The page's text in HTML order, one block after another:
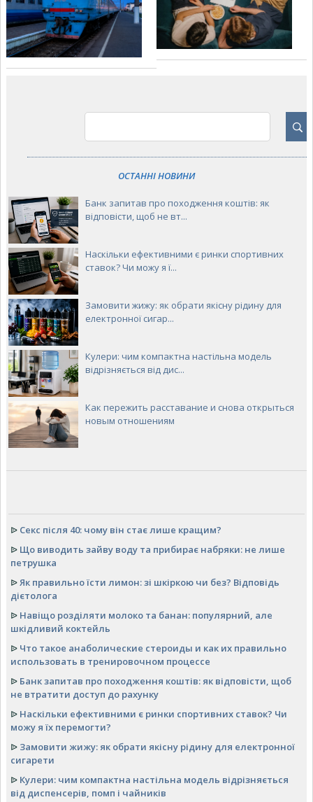
ОСТАННІ НОВИНИ
Банк запитав про походження коштів: як
відповісти, щоб не вт...
Наскільки ефективними є ринки спортивних
ставок? Чи можу я ї...
Замовити жижу: як обрати якісну рідину для
електронної сигар...
Кулери: чим компактна настільна модель
відрізняється від дис...
Как пережить расставание и снова открыться
новым отношениям
ᐉ Секс після 40: чому він стає лише кращим?
ᐉ Що виводить зайву воду та прибирає набряки: не лише
петрушка
ᐉЯк правильно їсти лимон: зі шкіркою чи без? Відповідь
дієтолога
ᐉ Навіщо розділяти молоко та банан: популярний, але
шкідливий коктейль
ᐉ Что такое анаболические стероиды и как их правильно
использовать в тренировочном процессе
ᐉ Банк запитав про походження коштів: як відповісти, щоб
не втратити доступ до рахунку
ᐉ Наскільки ефективними є ринки спортивних ставок? Чи
можу я їх перемогти?
ᐉ Замовити жижу: як обрати якісну рідину для електронної
сигарети
ᐉ Кулери: чим компактна настільна модель відрізняється
від диспенсерів, помп і чайників